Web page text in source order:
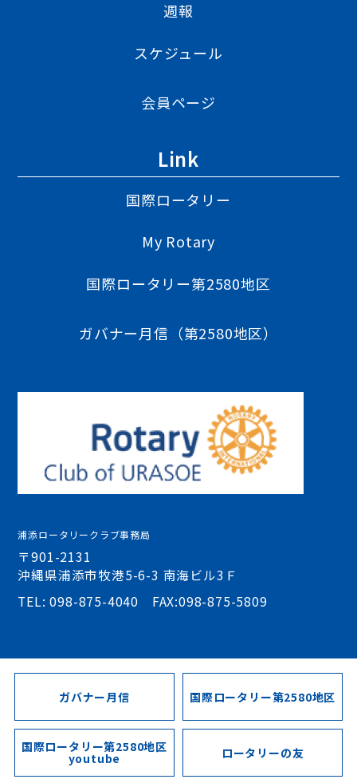
浦添ロータリークラブ事務局
〒901-2131
沖縄県浦添市牧港5-6-3 南海ビル3Ｆ
TEL: 098-875-4040 FAX:098-875-5809
週報
スケジュール
会員ページ
Link
国際ロータリー
My Rotary
国際ロータリー第2580地区
ガバナー月信（第2580地区）
ガバナー月信 国際ロータリー第2580地区
国際ロータリー第2580地区
youtube ロータリーの友